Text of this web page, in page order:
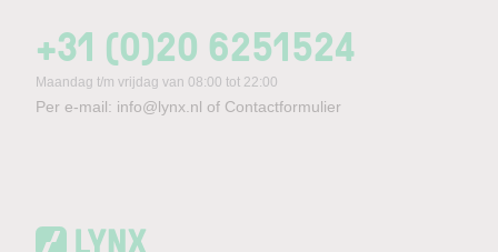
+31 (0)20 6251524
Maandag t/m vrijdag van 08:00 tot 22:00
Per e-mail: info@lynx.nl of Contactformulier